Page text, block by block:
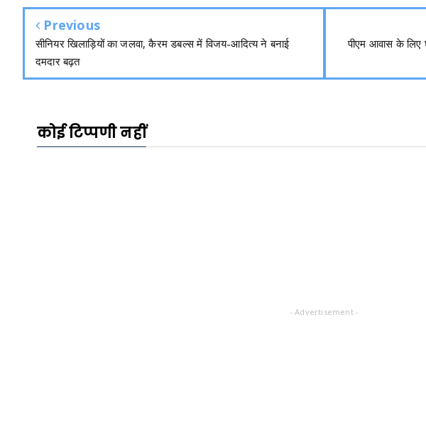
Previous
सीनियर खिलाड़ियों का जलवा, कैरम डबल्स में विजय-आदित्य ने बनाई
दमदार बढ़त
पीएम आवास के लिए
कोई टिप्पणी नहीं
- Advertisement -